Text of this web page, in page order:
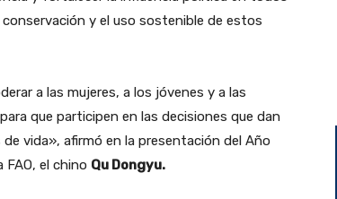
y el uso sostenible de estos
a las mujeres, a los jóvenes y a las
que participen en las decisiones que dan
vida», afirmó en la presentación del Año
el chino Qu Dongyu.